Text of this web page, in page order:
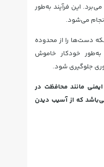
این فرآیند به‌طور
دست‌ها را از محدوده
خودکار خاموش
جلوگیری شود.
مانند محافظت در
که از آسیب دیدن